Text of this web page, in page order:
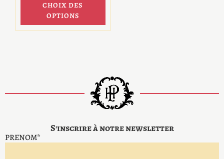
CHOIX DES
OPTIONS
S'inscrire à notre newsletter
PRENOM*